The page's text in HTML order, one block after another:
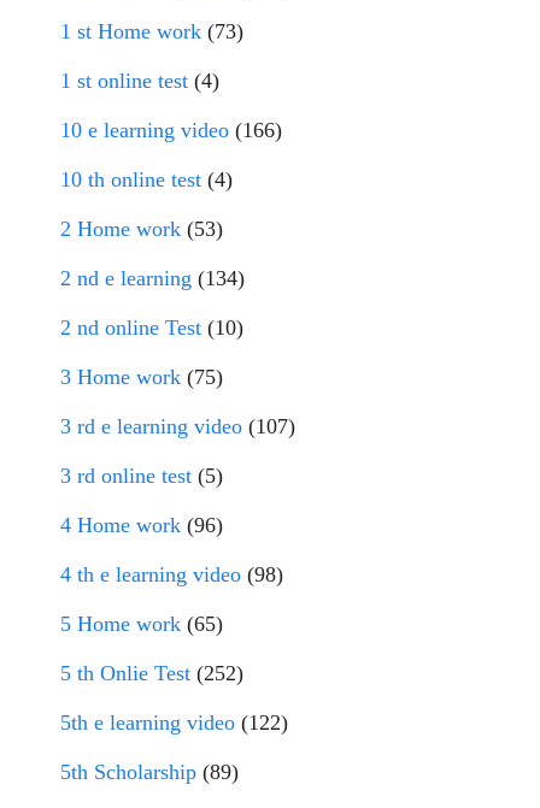
1 st Home work (73)
1 st online test (4)
10 e learning video (166)
10 th online test (4)
2 Home work (53)
2 nd e learning (134)
2 nd online Test (10)
3 Home work (75)
3 rd e learning video (107)
3 rd online test (5)
4 Home work (96)
4 th e learning video (98)
5 Home work (65)
5 th Onlie Test (252)
5th e learning video (122)
5th Scholarship (89)